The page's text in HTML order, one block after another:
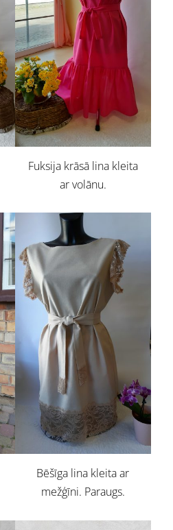
Fuksija krāsā lina kleita
ar volānu.
Bēšīga lina kleita ar
mežģīni. Paraugs.